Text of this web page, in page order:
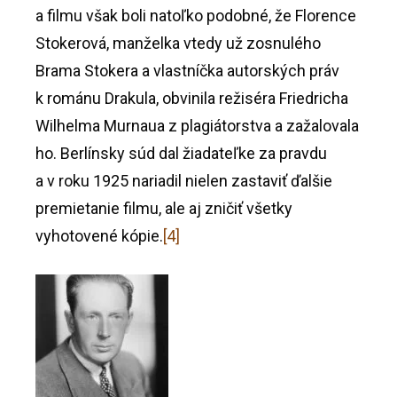
a filmu však boli natoľko podobné, že Florence
Stokerová, manželka vtedy už zosnulého
Brama Stokera a vlastníčka autorských práv
k románu Drakula, obvinila režiséra Friedricha
Wilhelma Murnaua z plagiátorstva a zažalovala
ho. Berlínsky súd dal žiadateľke za pravdu
a v roku 1925 nariadil nielen zastaviť ďalšie
premietanie filmu, ale aj zničiť všetky
vyhotovené kópie.[4]